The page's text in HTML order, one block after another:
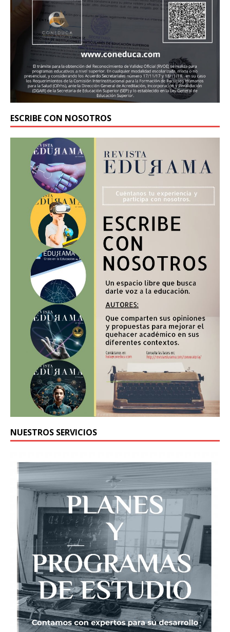
ESCRIBE CON NOSOTROS
NUESTROS SERVICIOS